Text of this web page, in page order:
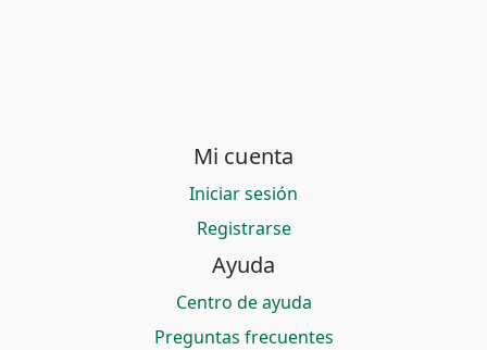
Mi cuenta
Iniciar sesión
Registrarse
Ayuda
Centro de ayuda
Preguntas frecuentes